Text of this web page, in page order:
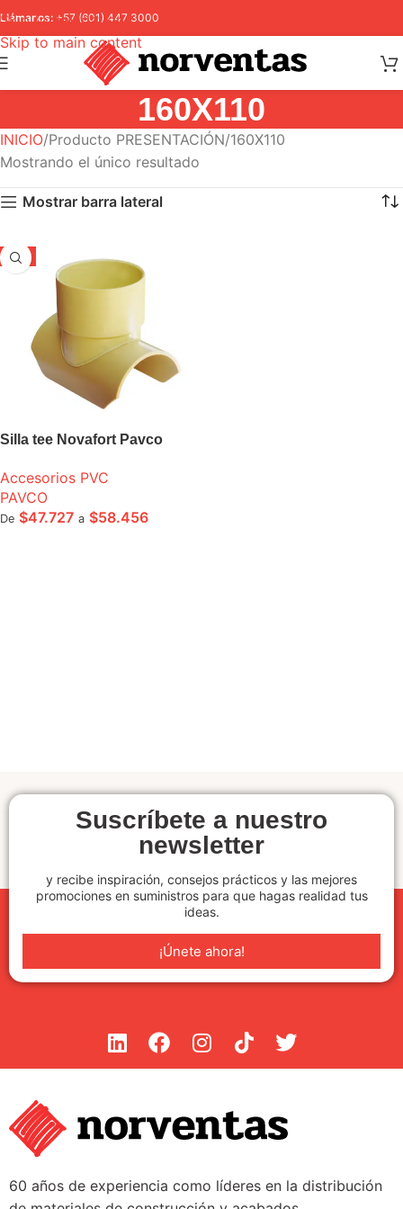
Skip to navigation
Skip to main content
Llámanos: +57 (601) 447 3000
160X110
INICIO Producto PRESENTACIÓN 160X110
Mostrando el único resultado
Mostrar barra lateral
-5%
Silla tee Novafort Pavco
Accesorios PVC
PAVCO
De $47.727 a $58.456
Suscríbete a nuestro
newsletter
y recibe inspiración, consejos prácticos y las mejores
promociones en suministros para que hagas realidad tus
ideas.
¡Únete ahora!
60 años de experiencia como líderes en la distribución